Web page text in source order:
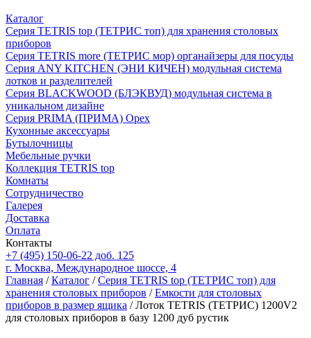
Каталог
Серия TETRIS top (ТЕТРИС топ) для хранения столовых
приборов
Серия TETRIS more (ТЕТРИС мор) органайзеры для посуды
Серия ANY KITCHEN (ЭНИ КИЧЕН) модульная система
лотков и разделителей
Серия BLACKWOOD (БЛЭКВУД) модульная система в
уникальном дизайне
Серия PRIMA (ПРИМА) Орех
Кухонные аксессуары
Бутылочницы
Мебельные ручки
Коллекция TETRIS top
Комнаты
Сотрудничество
Галерея
Доставка
Оплата
Контакты
+7 (495) 150-06-22 доб. 125
г. Москва, Международное шоссе, 4
Главная /Каталог /Серия TETRIS top (ТЕТРИС топ) для
хранения столовых приборов /Емкости для столовых
приборов в размер ящика / Лоток TETRIS (ТЕТРИС) 1200V2
для столовых приборов в базу 1200 дуб рустик